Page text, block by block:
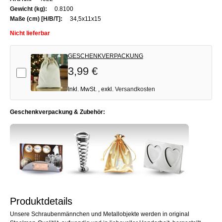
Informationen
0.8100
34,5x11x15
Nicht lieferbar
Add-on
GESCHENKVERPACKUNG
3,99 €
Inkl. MwSt. exkl. Versandkosten
Geschenkverpackung & Zubehör:
Produktdetails
Unsere Schraubenmännchen und Metallobjekte werden in original